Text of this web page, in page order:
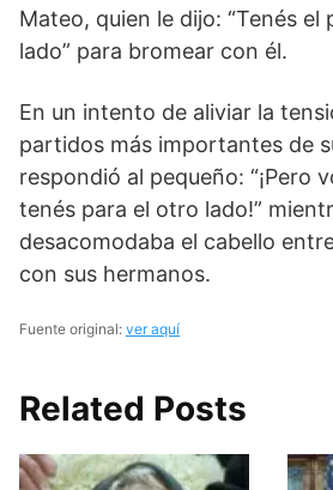
Mateo, quien le dijo: “Tenés el
lado” para bromear con él.
En un intento de aliviar la
partidos más importantes de
respondió al pequeño: “¡Pero
tenés para el otro lado!”
desacomodaba el cabello
con sus hermanos.
Fuente original: ver aquí
Related Posts